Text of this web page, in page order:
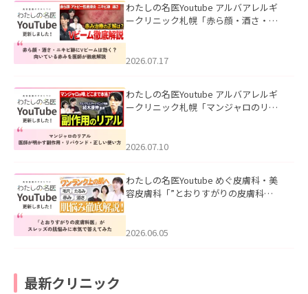
わたしの名医Youtube アルバアレルギ
ークリニック札幌「赤ら顔・酒さ・ニ
した。
2026.07.17
わたしの名医Youtube アルバアレルギ
ークリニック札幌「マンジャロのリア
た。
2026.07.10
わたしの名医Youtube めぐ皮膚科・美
容皮膚科「”とおりすがりの皮膚科
2026.06.05
最新クリニック